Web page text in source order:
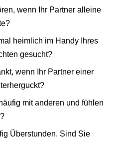
wenn Ihr Partner alleine
heimlich im Handy Ihres
gesucht?
wenn Ihr Partner einer
mit anderen und fühlen
Überstunden. Sind Sie